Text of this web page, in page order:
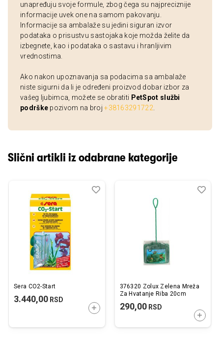
unapređuju svoje formule, zbog čega su najpreciznije
informacije uvek one na samom pakovanju.
Informacije sa ambalaže su jedini siguran izvor
podataka o prisustvu sastojaka koje možda želite da
izbegnete, kao i podataka o sastavu i hranljivim
vrednostima.
Ako nakon upoznavanja sa podacima sa ambalaže
niste sigurni da li je određeni proizvod dobar izbor za
vašeg ljubimca, možete se obratiti PetSpot službi
podrške pozivom na broj+38163291722
Slični artikli iz odabrane kategorije
Sera CO2-Start
3.440,00 RSD
DODAJTE U KORPU
Dodaj
Uporedi
376320 Zolux Zelena Mreža
Za Hvatanje Riba 20cm
290,00RSD